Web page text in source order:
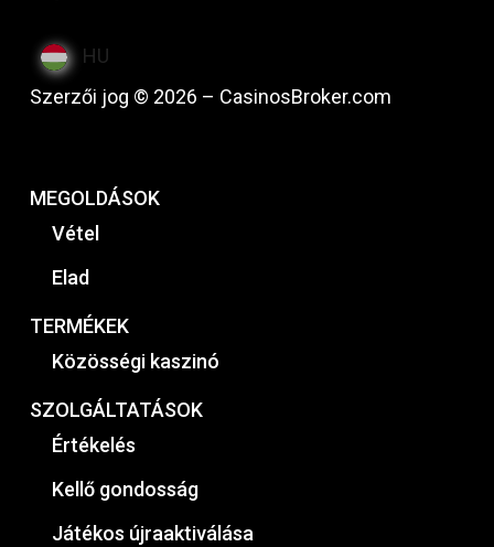
HU
Szerzői jog © 2026 – CasinosBroker.com
MEGOLDÁSOK
Vétel
Elad
TERMÉKEK
Közösségi kaszinó
SZOLGÁLTATÁSOK
Értékelés
Kellő gondosság
Játékos újraaktiválása